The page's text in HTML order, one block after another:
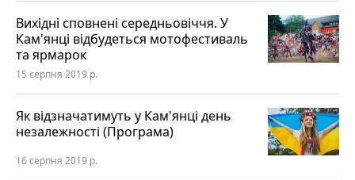
Вихідні сповнені середньовіччя. У
Кам'янці відбудеться мотофестиваль
та ярмарок
15 серпня 2019 р.
Як відзначатимуть у Кам'янці день
незалежності (Програма)
16 серпня 2019 р.